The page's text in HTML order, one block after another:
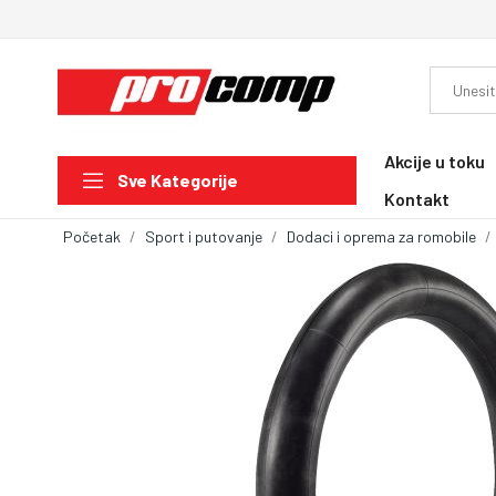
Sve Kategorije
Akcije u toku
Kontakt
Početak Sport i putovanje Dodaci i oprema za romobile